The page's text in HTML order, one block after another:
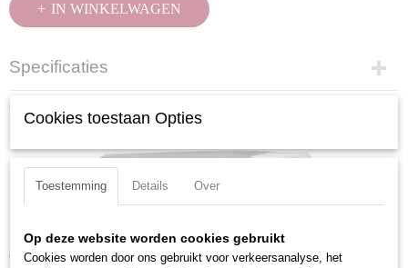
IN WINKELWAGEN
Specificaties
2732-10
Productcode leverancier
Ook interessant
Kraftwerk 2035T30 Krachtbit Torx T 30
€ 3,28
Cookies toestaan Opties
Toestemming Details Over
Op deze website worden cookies gebruikt
Cookies worden door ons gebruikt voor verkeersanalyse, het